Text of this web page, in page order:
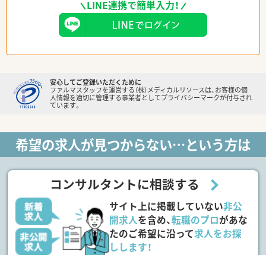
LINE連携で簡単入力！
安心してご登録いただくために
ファルマスタッフを運営する（株）メディカルリソースは、お客様の個
人情報を適切に管理する事業者としてプライバシーマークが付与され
ています。
希望の求人が見つからない…という方は
コンサルタントに相談する
サイト上に掲載していない非公
開求人を含め、転職のプロがあな
たのご希望に沿って求人をお探
しします！